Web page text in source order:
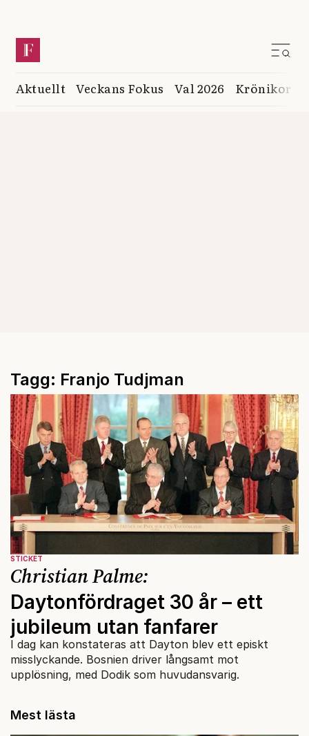
Aktuellt Veckans Fokus Val 2026 Krönikor
Tagg: Franjo Tudjman
STICKET
Christian Palme:
Daytonfördraget 30 år – ett
jubileum utan fanfarer
I dag kan konstateras att Dayton blev ett episkt
misslyckande. Bosnien driver långsamt mot
upplösning, med Dodik som huvudansvarig.
Mest lästa